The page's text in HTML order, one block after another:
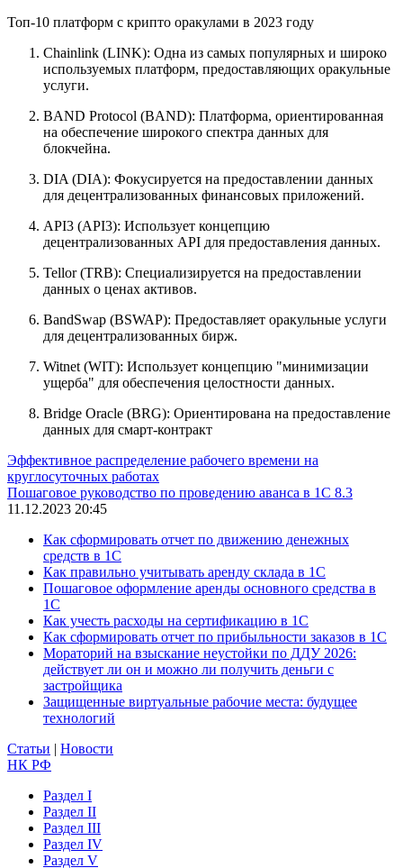
Топ-10 платформ с крипто оракулами в 2023 году
Chainlink (LINK): Одна из самых популярных и широко
используемых платформ, предоставляющих оракульные
услуги.
BAND Protocol (BAND): Платформа, ориентированная
на обеспечение широкого спектра данных для
блокчейна.
DIA (DIA): Фокусируется на предоставлении данных
для децентрализованных финансовых приложений.
API3 (API3): Использует концепцию
децентрализованных API для предоставления данных.
Tellor (TRB): Специализируется на предоставлении
данных о ценах активов.
BandSwap (BSWAP): Предоставляет оракульные услуги
для децентрализованных бирж.
Witnet (WIT): Использует концепцию "минимизации
ущерба" для обеспечения целостности данных.
Bridge Oracle (BRG): Ориентирована на предоставление
данных для смарт-контракт
Эффективное распределение рабочего времени на
круглосуточных работах
Пошаговое руководство по проведению аванса в 1С 8.3
11.12.2023 20:45
Как сформировать отчет по движению денежных
средств в 1С
Как правильно учитывать аренду склада в 1С
Пошаговое оформление аренды основного средства в
1С
Как учесть расходы на сертификацию в 1С
Как сформировать отчет по прибыльности заказов в 1С
Мораторий на взыскание неустойки по ДДУ 2026:
действует ли он и можно ли получить деньги с
застройщика
Защищенные виртуальные рабочие места: будущее
технологий
Статьи | Новости
НК РФ
Раздел I
Раздел II
Раздел III
Раздел IV
Раздел V